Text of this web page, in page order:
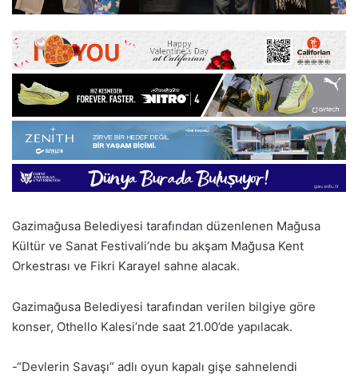
Gazimağusa Belediyesi tarafından düzenlenen Mağusa
Kültür ve Sanat Festivali’nde bu akşam Mağusa Kent
Orkestrası ve Fikri Karayel sahne alacak.
Gazimağusa Belediyesi tarafından verilen bilgiye göre
konser, Othello Kalesi’nde saat 21.00’de yapılacak.
-“Devlerin Savaşı” adlı oyun kapalı gişe sahnelendi